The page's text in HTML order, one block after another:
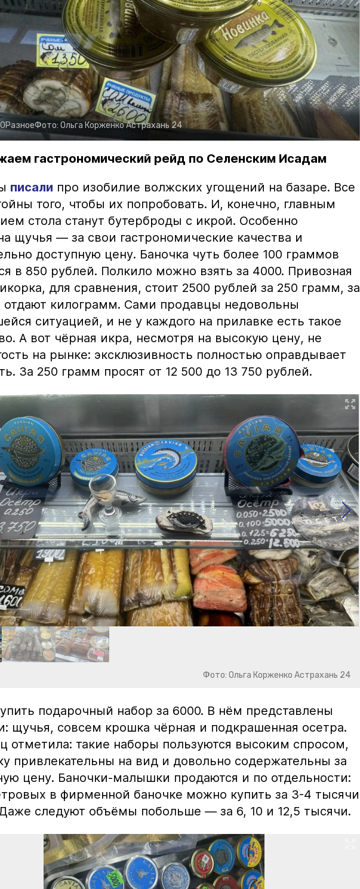
РазноеФото: Ольга КорженкоАстрахань 24
гастрономический рейд по Селенским Исадам
писали про изобилие волжских угощений на базаре. Все
того, чтобы их попробовать. И, конечно, главным
стола станут бутерброды с икрой. Особенно
щучья — за свои гастрономические качества и
доступную цену. Баночка чуть более 100 граммов
в 850 рублей. Полкило можно взять за 4000. Привозная
для сравнения, стоит 2500 рублей за 250 грамм, за
отдают килограмм. Сами продавцы недовольны
ситуацией, и не у каждого на прилавке есть такое
А вот чёрная икра, несмотря на высокую цену, не
на рынке: эксклюзивность полностью оправдывает
За 250 грамм просят от 12 500 до 13 750 рублей.
Фото: Ольга Корженко Астрахань 24
подарочный набор за 6000. В нём представлены
щучья, совсем крошка чёрная и подкрашенная осетра.
отметила: такие наборы пользуются высоким спросом,
привлекательны на вид и довольно содержательны за
цену. Баночки-малышки продаются и по отдельности:
в фирменной баночке можно купить за 3-4 тысячи
следуют объёмы побольше — за 6, 10 и 12,5 тысячи.